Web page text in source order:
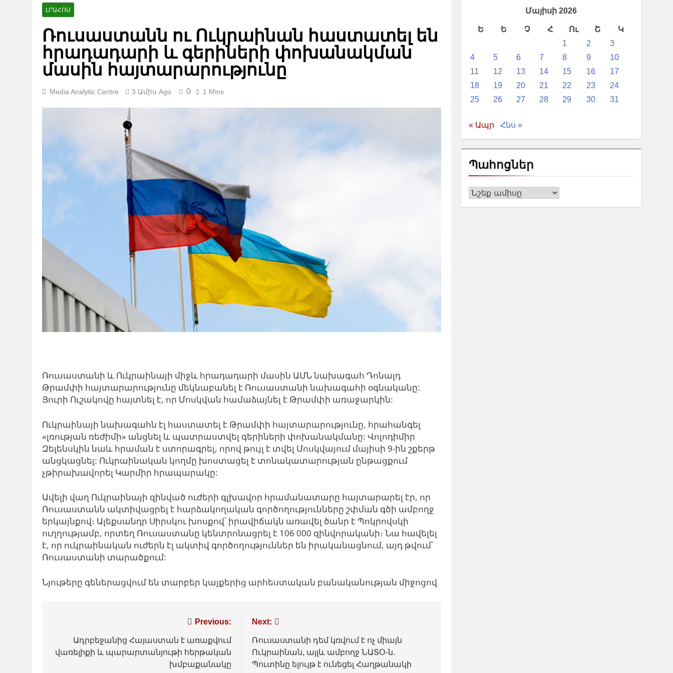
ԼՐԱՀՈՍ
Ռուսաստանն ու Ուկրաինան հաստատել են
հրադադարի և գերիների փոխանակման
մասին հայտարարությունը
Media Analytic Centre 3 Ամիս Ago 0 1 Mins
Ռուսաստանի և Ուկրաինայի միջև հրադադարի մասին ԱՄՆ նախագահ Դոնալդ
Թրամփի հայտարարությունը մեկնաբանել է Ռուսաստանի նախագահի օգնականը:
Յուրի Ուշակովը հայտնել է, որ Մոսկվան համաձայնել է Թրամփի առաջարկին:
Ուկրաինայի նախագահն էլ հաստատել է Թրամփի հայտարարությունը, հրահանգել
«լռության ռեժիմի» անցնել և պատրաստվել գերիների փոխանակմանը: Վոլոդիմիր
Զելենսկին նաև հրաման է ստորագրել, որով թույլ է տվել Մոսկվայում մայիսի 9-ին շքերթ
անցկացնել: Ուկրաինական կողմը խոստացել է տոնակատարության ընթացքում
չթիրախավորել Կարմիր հրապարակը:
Ավելի վաղ Ուկրաինայի զինված ուժերի գլխավոր հրամանատարը հայտարարել էր, որ
Ռուսաստանն ակտիվացրել է հարձակողական գործողությունները շփման գծի ամբողջ
երկայնքով։ Ալեքսանդր Սիրսկու խոսքով՝ իրավիճակն առավել ծանր է Պոկրովսկի
ուղղությամբ, որտեղ Ռուսաստանը կենտրոնացրել է 106 000 զինվորականի։ Նա հավելել
է, որ ուկրաինական ուժերն էլ ակտիվ գործողություններ են իրականացնում, այդ թվում՝
Ռուսաստանի տարածքում:
Նյութերը գեներացվում են տարբեր կայքերից արհեստական բանականության միջոցով
նավարկումը
Previous:
Ադրբեջանից Հայաստան է առաքվում
վառելիքի և պարարտանյութի հերթական
խմբաքանակը
Next:
Ռուսաստանի դեմ կռվում է ոչ միայն
Ուկրաինան, այլև ամբողջ ՆԱՏՕ-ն.
Պուտինը ելույթ է ունեցել Հաղթանակի
Մայիսի 2026
Ե Ե Չ Հ Ու Շ
Կ
1
2
3
4
5 6 7 8 9
10
11
12 13 14 15 16
17
18
19 20 21 22 23
24
25
26 27 28 29 30 31
« Ապր Հնս »
Պահոցներ
Պահոցներ